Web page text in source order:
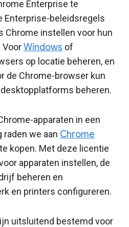
Enterprise te
Enterprise-beleidsregels
Chrome instellen voor hun
VoorWindows of
op locatie beheren, en
de Chrome-browser kun
beheren.
apparaten in een
raden we aan Chrome
te kopen. Met deze licentie
apparaten instellen, de
beheren en
en printers configureren.
uitsluitend bestemd voor